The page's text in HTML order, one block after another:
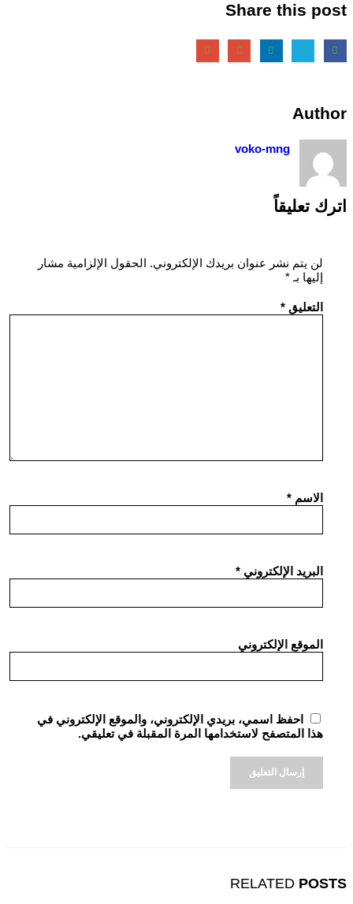
Share this post
Author
voko-mng
اترك تعليقاً
لن يتم نشر عنوان بريدك الإلكتروني. الحقول الإلزامية مشار
إليها بـ *
التعليق *
الاسم *
البريد الإلكتروني *
الموقع الإلكتروني
احفظ اسمي، بريدي الإلكتروني، والموقع الإلكتروني في
هذا المتصفح لاستخدامها المرة المقبلة في تعليقي.
RELATED POSTS